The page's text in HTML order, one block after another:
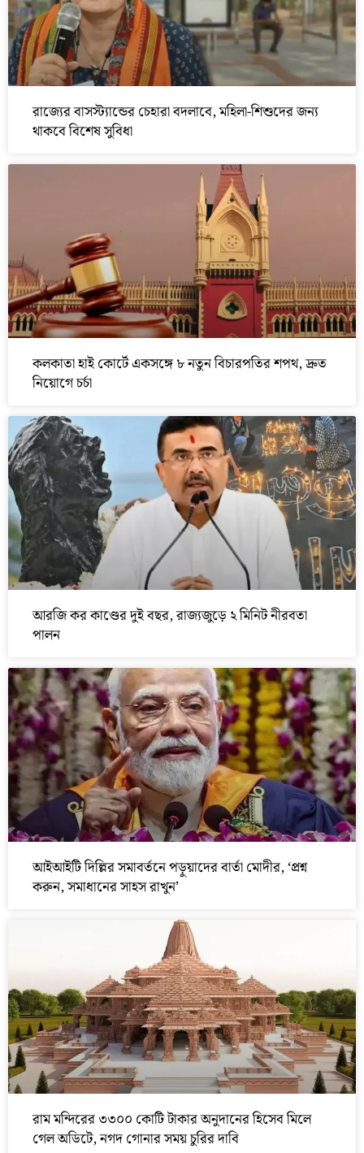
রাজ্যের বাসস্ট্যান্ডের চেহারা বদলাবে, মহিলা-শিশুদের জন্য
থাকবে বিশেষ সুবিধা
কলকাতা হাই কোর্টে একসঙ্গে ৮ নতুন বিচারপতির শপথ, দ্রুত
নিয়োগে চর্চা
আরজি কর কাণ্ডের দুই বছর, রাজ্যজুড়ে ২ মিনিট নীরবতা
পালন
আইআইটি দিল্লির সমাবর্তনে পড়ুয়াদের বার্তা মোদীর, ‘প্রশ্ন
করুন, সমাধানের সাহস রাখুন’
রাম মন্দিরের ৩৩০০ কোটি টাকার অনুদানের হিসেব মিলে
গেল অডিটে, নগদ গোনার সময় চুরির দাবি